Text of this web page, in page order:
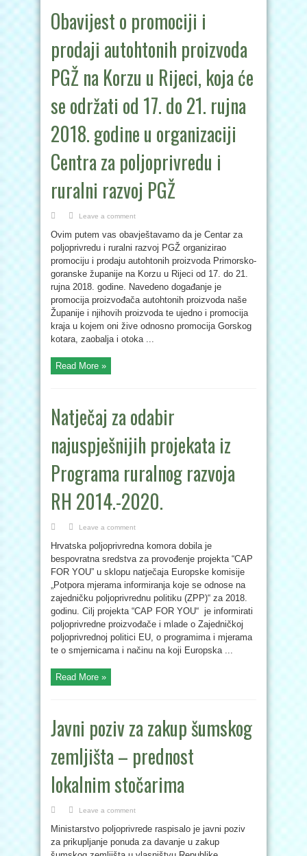
Obavijest o promociji i
prodaji autohtonih proizvoda
PGŽ na Korzu u Rijeci, koja će
se održati od 17. do 21. rujna
2018. godine u organizaciji
Centra za poljoprivredu i
ruralni razvoj PGŽ
Leave a comment
Ovim putem vas obavještavamo da je Centar za
poljoprivredu i ruralni razvoj PGŽ organizirao
promociju i prodaju autohtonih proizvoda Primorsko-
goranske županije na Korzu u Rijeci od 17. do 21.
rujna 2018. godine. Navedeno događanje je
promocija proizvođača autohtonih proizvoda naše
Županije i njihovih proizvoda te ujedno i promocija
kraja u kojem oni žive odnosno promocija Gorskog
kotara, zaobalja i otoka ...
Read More »
Natječaj za odabir
najuspješnijih projekata iz
Programa ruralnog razvoja
RH 2014.-2020.
Leave a comment
Hrvatska poljoprivredna komora dobila je
bespovratna sredstva za provođenje projekta “CAP
FOR YOU” u sklopu natječaja Europske komisije
„Potpora mjerama informiranja koje se odnose na
zajedničku poljoprivrednu politiku (ZPP)“ za 2018.
godinu. Cilj projekta “CAP FOR YOU“ je informirati
poljoprivredne proizvođače i mlade o Zajedničkoj
poljoprivrednoj politici EU, o programima i mjerama
te o smjernicama i načinu na koji Europska ...
Read More »
Javni poziv za zakup šumskog
zemljišta – prednost
lokalnim stočarima
Leave a comment
Ministarstvo poljoprivrede raspisalo je javni poziv
za prikupljanje ponuda za davanje u zakup